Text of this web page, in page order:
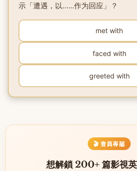
示「遭遇，以……作为回应」？
met with
faced with
greeted with
🎬 會員專屬
想解鎖 200+ 篇影視英